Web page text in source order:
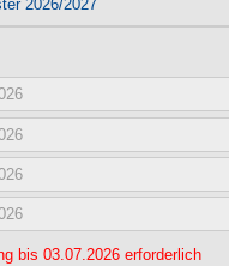
2026/2027
bis 03.07.2026 erforderlich